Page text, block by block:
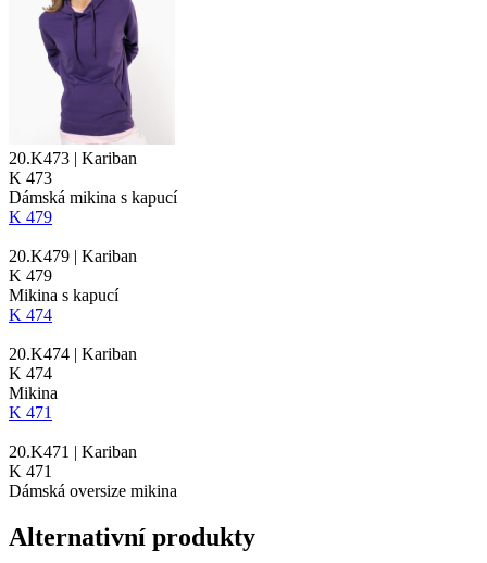
20.K473 | Kariban
K 473
Dámská mikina s kapucí
K 479
20.K479 | Kariban
K 479
Mikina s kapucí
K 474
20.K474 | Kariban
K 474
Mikina
K 471
20.K471 | Kariban
K 471
Dámská oversize mikina
Alternativní produkty